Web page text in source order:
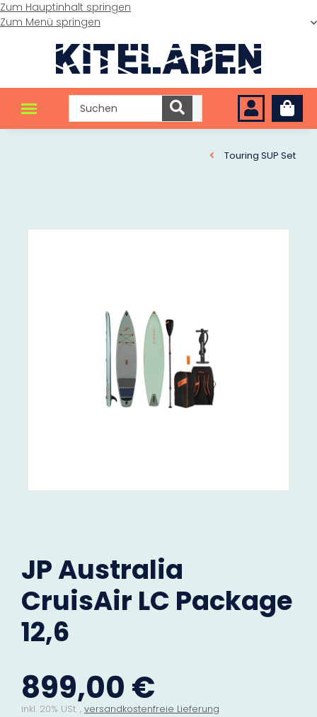
Zum Hauptinhalt springen
Zum Menü springen
Touring SUP Set
JP Australia
CruisAir LC Package
12,6
899,00 €
inkl. 20% USt. , versandkostenfreie Lieferung